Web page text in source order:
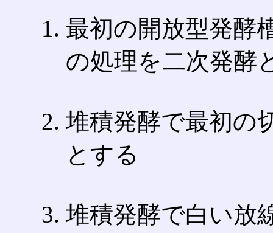
最初の開放型発酵
の処理を二次発酵
堆積発酵で最初の
とする
堆積発酵で白い放